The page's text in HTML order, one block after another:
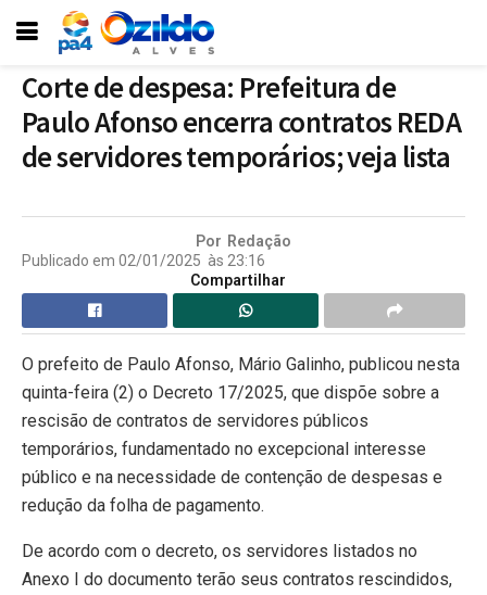
Corte de despesa: Prefeitura de
Paulo Afonso encerra contratos REDA
de servidores temporários; veja lista
Por Redação
Publicado em 02/01/2025 às 23:16
Compartilhar
O prefeito de Paulo Afonso, Mário Galinho, publicou nesta
quinta-feira (2) o Decreto 17/2025, que dispõe sobre a
rescisão de contratos de servidores públicos
temporários, fundamentado no excepcional interesse
público e na necessidade de contenção de despesas e
redução da folha de pagamento.
De acordo com o decreto, os servidores listados no
Anexo I do documento terão seus contratos rescindidos,